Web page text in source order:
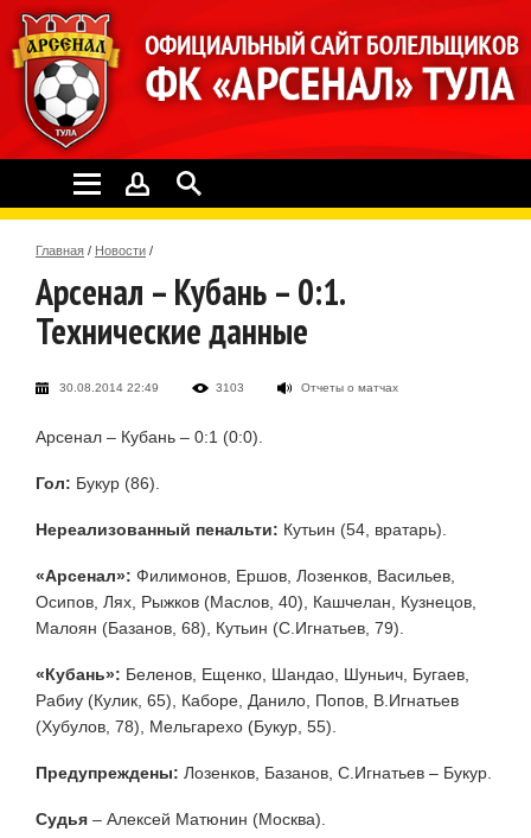
Главная / Новости /
Арсенал – Кубань – 0:1.
Технические данные
30.08.2014 22:49 3103 Отчеты о матчах
Арсенал – Кубань – 0:1 (0:0).
Гол: Букур (86).
Нереализованный пенальти: Кутьин (54, вратарь).
«Арсенал»: Филимонов, Ершов, Лозенков, Васильев,
Осипов, Лях, Рыжков (Маслов, 40), Кашчелан, Кузнецов,
Малоян (Базанов, 68), Кутьин (С.Игнатьев, 79).
«Кубань»: Беленов, Ещенко, Шандао, Шуньич, Бугаев,
Рабиу (Кулик, 65), Каборе, Данило, Попов, В.Игнатьев
(Хубулов, 78), Мельгарехо (Букур, 55).
Предупреждены: Лозенков, Базанов, С.Игнатьев – Букур.
Судья – Алексей Матюнин (Москва).